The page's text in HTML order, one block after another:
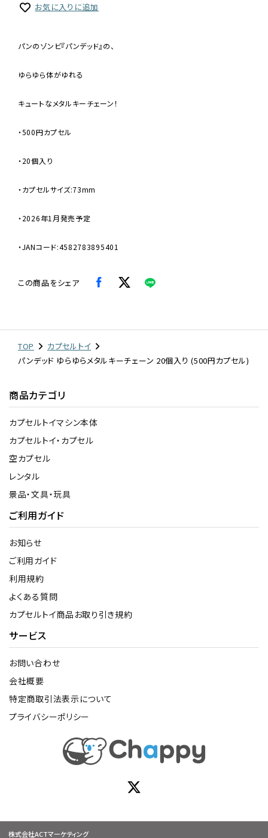
お気に入りに追加
パンのゾンビ『パンデッド』の、
ゆらゆら体がゆれる
キュートなメタルキーチェーン！
・500円カプセル
・20個入り
・カプセルサイズ:73mm
・2026年1月発売予定
・JANコード:4582783895401
この商品をシェア
TOP
カプセルトイ
パンデッド ゆらゆらメタルキーチェーン 20個入り (500円カプセル)
商品カテゴリ
カプセルトイマシン本体
カプセルトイ・カプセル
空カプセル
レンタル
景品・文具・玩具
ご利用ガイド
お知らせ
ご利用ガイド
利用規約
よくある質問
カプセルトイ商品お取り引き規約
サービス
お問い合わせ
会社概要
特定商取引法表示について
プライバシーポリシー
株式会社ACTマーケティング